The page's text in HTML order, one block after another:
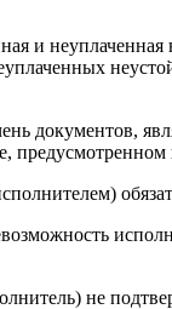
и
документов,
предусмотренном
не